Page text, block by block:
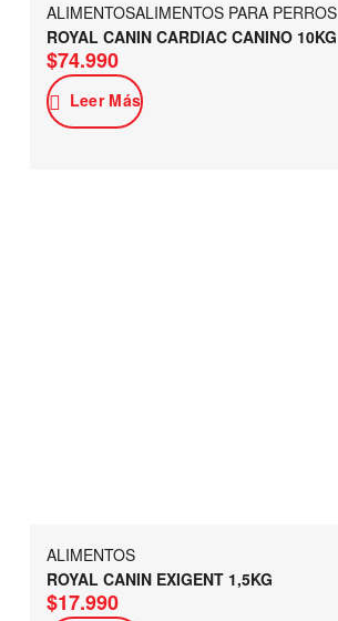
ALIMENTOSALIMENTOS PARA PERROS
ROYAL CANIN CARDIAC CANINO 10KG
$74.990
Leer Más
ALIMENTOS
ROYAL CANIN EXIGENT 1,5KG
$17.990